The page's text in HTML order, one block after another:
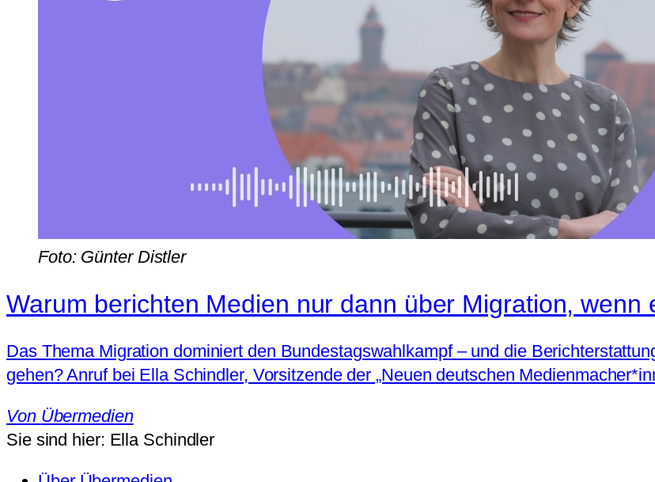
Foto: Günter Distler
Warum berichten Medien nur dann über Migration, wenn
Das Thema Migration dominiert den Bundestagswahlkampf – und die
gehen? Anruf bei Ella Schindler, Vorsitzende der „Neuen deutschen
Von Übermedien
Sie sind hier: Ella Schindler